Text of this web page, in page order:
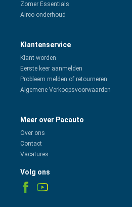
Zomer Essentials
Airco onderhoud
Klantenservice
Klant worden
Eerste keer aanmelden
Probleem melden of retourneren
Algemene Verkoopsvoorwaarden
Meer over Pacauto
Over ons
Contact
Vacatures
Volg ons